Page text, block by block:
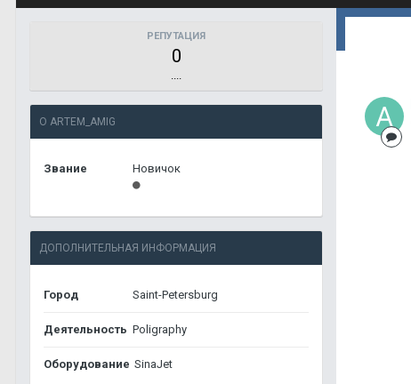
РЕПУТАЦИЯ
0
....
О ARTEM_AMIG
Звание Новичок
ДОПОЛНИТЕЛЬНАЯ ИНФОРМАЦИЯ
Город Saint-Petersburg
Деятельность Poligraphy
Оборудование SinaJet